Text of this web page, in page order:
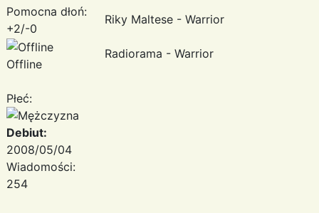
Pomocna dłoń:
+2/-0
Offline
Płeć:
Debiut:
2008/05/04
Wiadomości:
254
Riky Maltese - Warrior
Radiorama - Warrior